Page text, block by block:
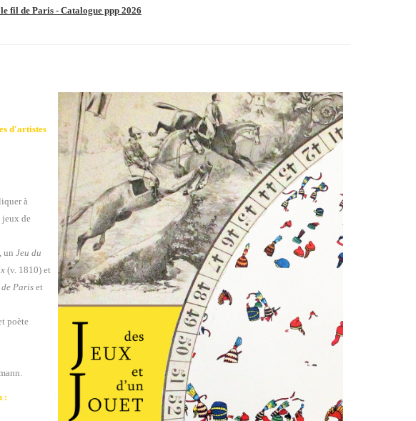
fil de Paris - Catalogue ppp 2026
d'artistes
à
jeux de
un Jeu du
(v. 1810) et
Paris et
poète
: